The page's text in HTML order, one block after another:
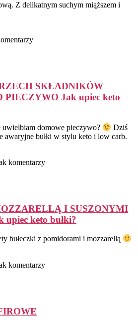
Z delikatnym suchym miąższem i
SKŁADNIKÓW
PIECZYWO Jak upiec keto
uwielbiam domowe pieczywo?
Dziś
awaryjne bułki w stylu keto i low carb.
komentarzy
I SUSZONYMI
keto bułki?
bułeczki z pomidorami i mozzarellą
komentarzy